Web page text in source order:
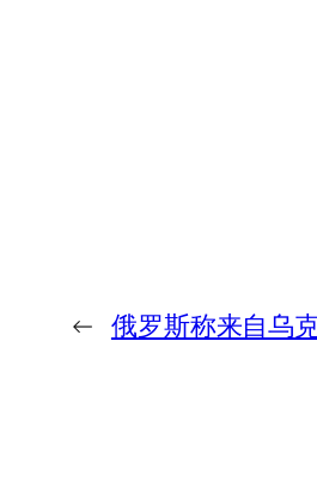
← 俄罗斯称来自乌